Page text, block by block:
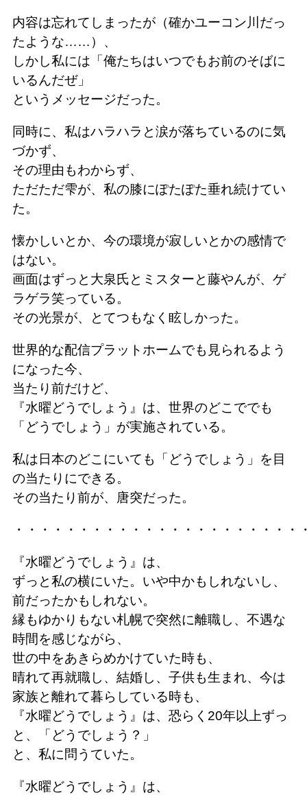
内容は忘れてしまったが（確かユーコン川だっ
たような……）、
しかし私には「俺たちはいつでもお前のそばに
いるんだぜ」
というメッセージだった。
同時に、私はハラハラと涙が落ちているのに気
づかず、
その理由もわからず、
ただただ雫が、私の膝にぽたぽた垂れ続けてい
た。
懐かしいとか、今の環境が寂しいとかの感情で
はない。
画面はずっと大泉氏とミスターと藤やんが、ゲ
ラゲラ笑っている。
その光景が、とてつもなく眩しかった。
世界的な配信プラットホームでも見られるよう
になった今、
当たり前だけど、
『水曜どうでしょう』は、世界のどこででも
「どうでしょう」が実施されている。
私は日本のどこにいても「どうでしょう」を目
の当たりにできる。
その当たり前が、唐突だった。
・・・・・・・・・・・・・・・・・・・・・・
『水曜どうでしょう』は、
ずっと私の横にいた。いや中かもしれないし、
前だったかもしれない。
縁もゆかりもない札幌で突然に離職し、不遇な
時間を感じながら、
世の中をあきらめかけていた時も、
晴れて再就職し、結婚し、子供も生まれ、今は
家族と離れて暮らしている時も、
『水曜どうでしょう』は、恐らく20年以上ずっ
と、「どうでしょう？」
と、私に問うていた。
『水曜どうでしょう』は、